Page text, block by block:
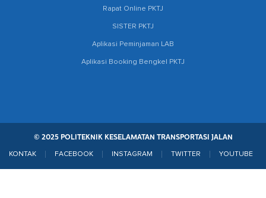
Rapat Online PKTJ
SISTER PKTJ
Aplikasi Peminjaman LAB
Aplikasi Booking Bengkel PKTJ
© 2025 POLITEKNIK KESELAMATAN TRANSPORTASI JALAN
KONTAK FACEBOOK INSTAGRAM TWITTER YOUTUBE